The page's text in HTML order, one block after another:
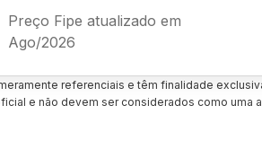
Preço Fipe atualizado em
Ago/2026
referenciais e têm finalidade
e não devem ser considerados como uma